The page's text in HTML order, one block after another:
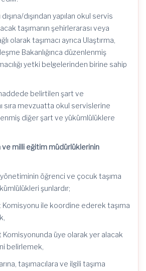
dışına/dışından yapılan okul servis
taşımanın şehirlerarası veya
olarak taşımacı ayrıca Ulaştırma,
Bakanlığınca düzenlenmiş
yetki belgelerinden birine sahip
belirtilen şart ve
sıra mevzuatta okul servislerine
diğer şart ve yükümlülüklere
milli eğitim müdürlüklerinin
yönetiminin öğrenci ve çocuk taşıma
şunlardır;
Komisyonu ile koordine ederek taşıma
Komisyonunda üye olarak yer alacak
belirlemek,
taşımacılara ve ilgili taşıma